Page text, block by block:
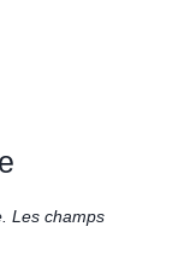
Les champs